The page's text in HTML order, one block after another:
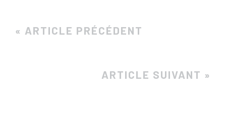
« ARTICLE PRÉCÉDENT
ARTICLE SUIVANT »